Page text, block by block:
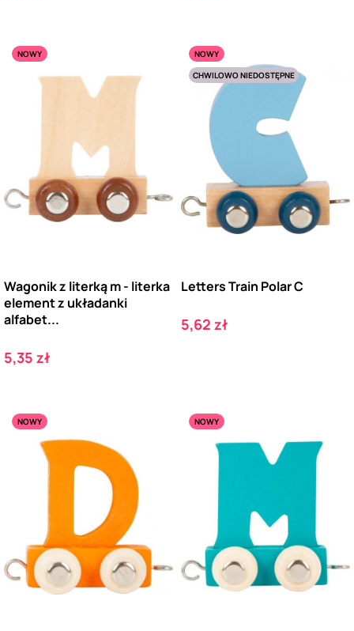
NOWY
Wagonik z literką m - literka
element z układanki
alfabet...
Cena
5,35 zł
NOWY
CHWILOWO NIEDOSTĘPNE
Letters Train Polar C
Cena
5,62 zł
NOWY NOWY